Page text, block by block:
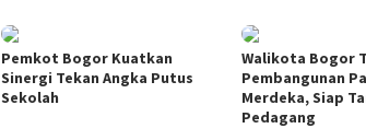
Pemkot Bogor Kuatkan
Sinergi Tekan Angka Putus
Sekolah
Walikota Bogor
Pembangunan
Merdeka, Siap
Pedagang